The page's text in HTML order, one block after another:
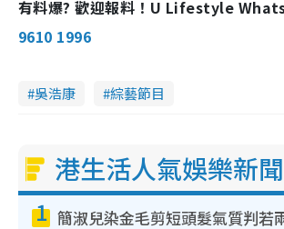
有料爆? 歡迎報料！U Lifestyle
9610 1996
吳浩康 綜藝節目
港生活人氣娛樂新聞
1